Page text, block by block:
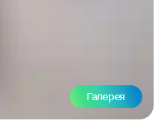
Галерея